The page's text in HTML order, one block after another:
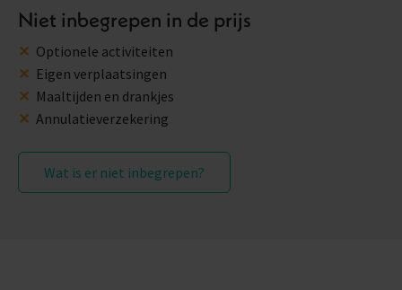
Niet inbegrepen in de prijs
Optionele activiteiten
Eigen verplaatsingen
Maaltijden en drankjes
Annulatieverzekering
Wat is er niet inbegrepen?